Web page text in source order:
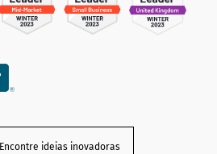
Encontre ideias inovadoras